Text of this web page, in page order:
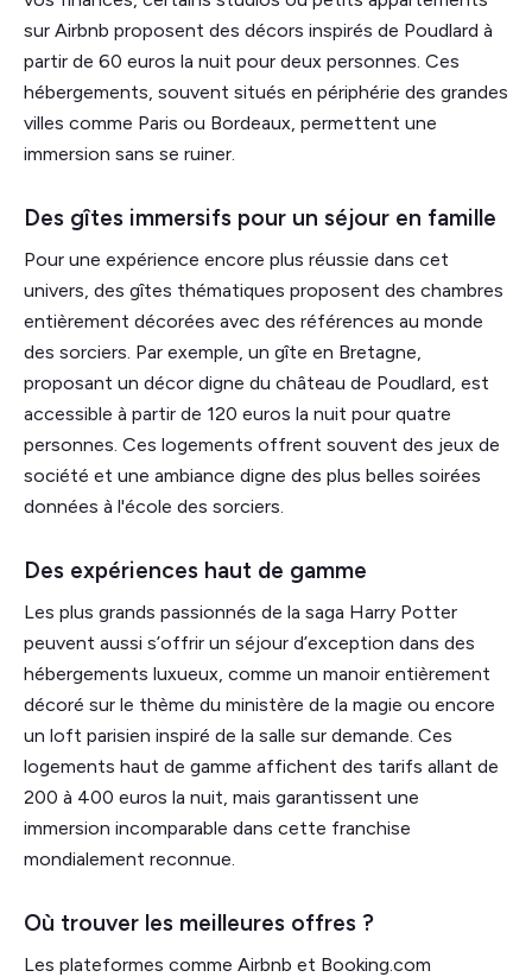
sur Airbnb proposent des décors inspirés de Poudlard à
partir de 60 euros la nuit pour deux personnes. Ces
hébergements, souvent situés en périphérie des grandes
villes comme Paris ou Bordeaux, permettent une
immersion sans se ruiner.
Des gîtes immersifs pour un séjour en famille
Pour une expérience encore plus réussie dans cet
univers, des gîtes thématiques proposent des chambres
entièrement décorées avec des références au monde
des sorciers. Par exemple, un gîte en Bretagne,
proposant un décor digne du château de Poudlard, est
accessible à partir de 120 euros la nuit pour quatre
personnes. Ces logements offrent souvent des jeux de
société et une ambiance digne des plus belles soirées
données à l'école des sorciers.
Des expériences haut de gamme
Les plus grands passionnés de la saga Harry Potter
peuvent aussi s’offrir un séjour d’exception dans des
hébergements luxueux, comme un manoir entièrement
décoré sur le thème du ministère de la magie ou encore
un loft parisien inspiré de la salle sur demande. Ces
logements haut de gamme affichent des tarifs allant de
200 à 400 euros la nuit, mais garantissent une
immersion incomparable dans cette franchise
mondialement reconnue.
Où trouver les meilleures offres ?
Les plateformes comme Airbnb et Booking.com